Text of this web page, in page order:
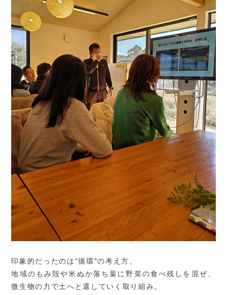
印象的だったのは“循環”の考え方。
地域のもみ殻や米ぬか落ち葉に野菜の食べ残しを混ぜ、
微生物の力で土へと還していく取り組み。